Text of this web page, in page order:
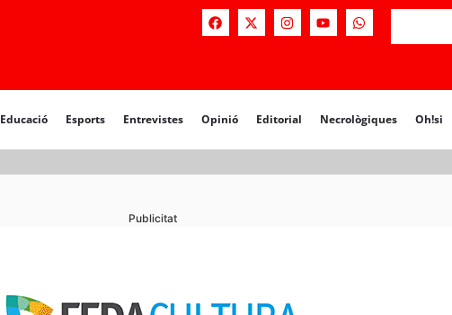
Educació Esports Entrevistes Opinió Editorial Necrològiques Oh!si
Opinió Editorial Necrològiques
Publicitat